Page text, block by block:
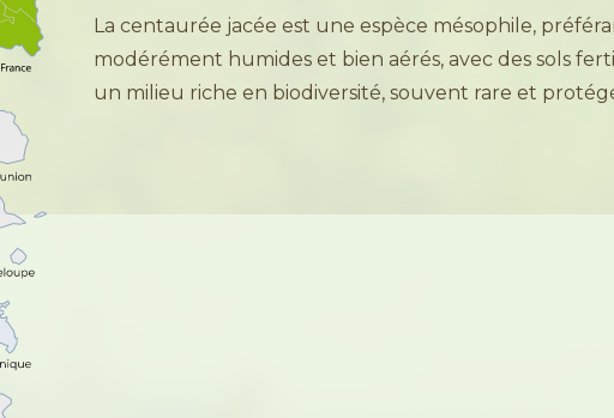
La centaurée jacée est une espèce mésophile,
modérément humides et bien aérés, avec des sols
un milieu riche en biodiversité, souvent rare et